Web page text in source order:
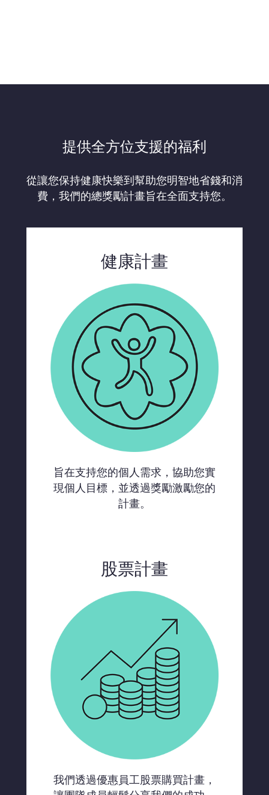
提供全方位支援的福利
從讓您保持健康快樂到幫助您明智地省錢和消
費，我們的總獎勵計畫旨在全面支持您。
健康計畫
旨在支持您的個人需求，協助您實
現個人目標，並透過獎勵激勵您的
計畫。
股票計畫
我們透過優惠員工股票購買計畫，